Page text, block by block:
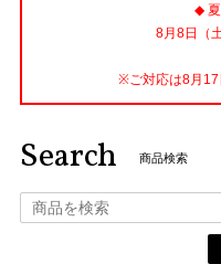
◆
8月8日（
※ご対応は8月17
Search 商品検索